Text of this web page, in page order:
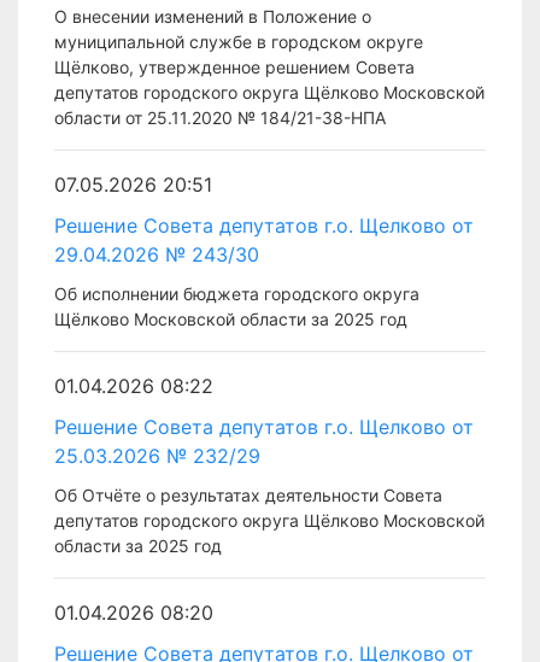
О внесении изменений в Положение о
муниципальной службе в городском округе
Щёлково, утвержденное решением Совета
депутатов городского округа Щёлково Московской
области от 25.11.2020 № 184/21-38-НПА
07.05.2026 20:51
Решение Совета депутатов г.о. Щелково от
29.04.2026 № 243/30
Об исполнении бюджета городского округа
Щёлково Московской области за 2025 год
01.04.2026 08:22
Решение Совета депутатов г.о. Щелково от
25.03.2026 № 232/29
Об Отчёте о результатах деятельности Совета
депутатов городского округа Щёлково Московской
области за 2025 год
01.04.2026 08:20
Решение Совета депутатов г.о. Щелково от